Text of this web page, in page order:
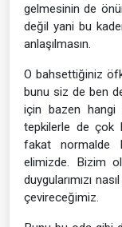
gelmesinin de
değil yani bu
anlaşılmasın.
O bahsettiğiniz
bunu siz de ben
için bazen hangi
tepkilerle de çok
fakat normalde
elimizde. Bizim
duygularımızı
çevireceğimiz.